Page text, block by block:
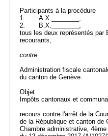
Participants à la procédure
1. A.X.________,
2. B.X.________,
tous les deux représentés par
recourants,
contre
Administration fiscale
du canton de Genève.
Objet
Impôts cantonaux et
recours contre l'arrêt de la
de la République et canton de
Chambre administrative,